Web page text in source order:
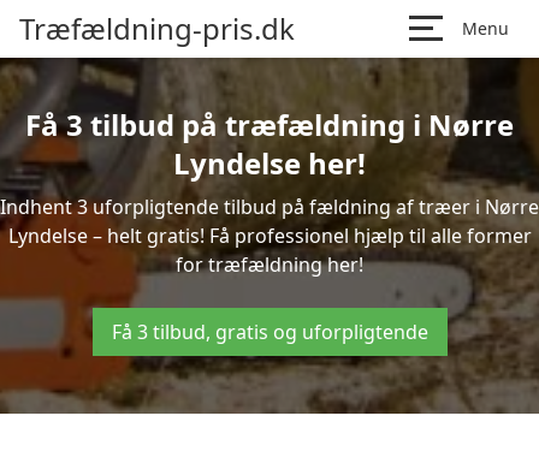
Træfældning-pris.dk Menu
Få 3 tilbud på træfældning i Nørre
Lyndelse her!
Indhent 3 uforpligtende tilbud på fældning af træer i Nørre
Lyndelse – helt gratis! Få professionel hjælp til alle former
for træfældning her!
Få 3 tilbud, gratis og uforpligtende